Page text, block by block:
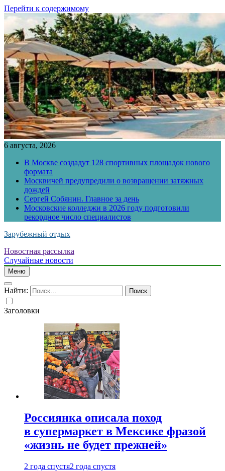
Перейти к содержимому
6 августа, 2026
В Москве создадут 128 спортивных площадок нового
формата
Москвичей предупредили о возвращении затяжных
дождей
Сергей Собянин. Главное за день
Московские колледжи в 2026 году подготовили
рекордное число специалистов
Зарубежный отдых
Новостная рассылка
Случайные новости
Меню
Найти:
Заголовки
Россиянка описала поход
в супермаркет в Мексике фразой
«жизнь не будет прежней»
2 года спустя2 года спустя